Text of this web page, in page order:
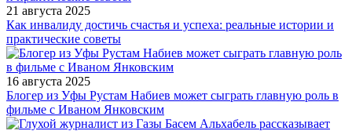
21 августа 2025
Как инвалиду достичь счастья и успеха: реальные истории и
практические советы
16 августа 2025
Блогер из Уфы Рустам Набиев может сыграть главную роль в
фильме с Иваном Янковским